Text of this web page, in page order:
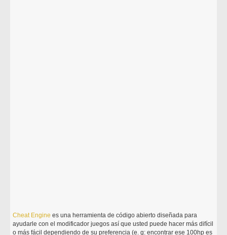
Cheat Engine es una herramienta de código abierto diseñada para
ayudarle con el modificador juegos así que usted puede hacer más difícil
o más fácil dependiendo de su preferencia (e. g: encontrar ese 100hp es